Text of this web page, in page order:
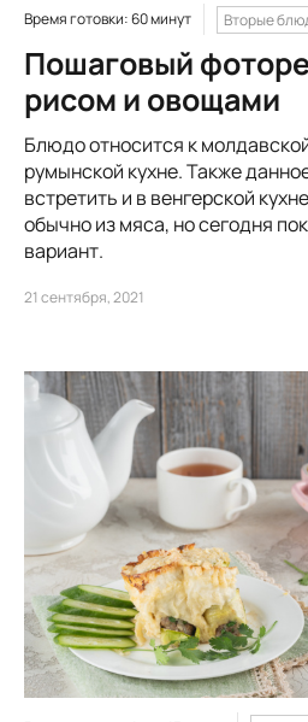
Время готовки: 60 минут Вторые
Пошаговый
рисом и овощами
Блюдо относится к
румынской кухне. Также
встретить и в венгерской
обычно из мяса, но сегодня
вариант.
21 сентября, 2021